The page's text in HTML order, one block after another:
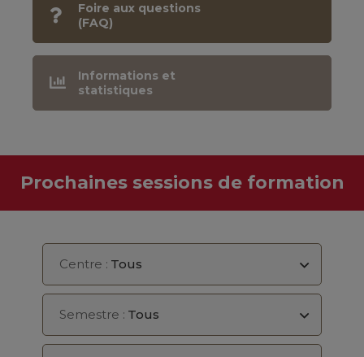
Foire aux questions
(FAQ)
Informations et
statistiques
Prochaines sessions de formation
Centre : Tous
Semestre : Tous